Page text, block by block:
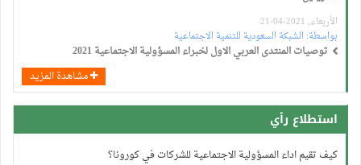
الأربعاء, 2021-04-21
بواسطة:الشبكة السعودية للتنمية الاجتماعية
توصيات المنتدى العربي الاول لخبراء المسؤولية الاجتماعية 2021
مشاهدة المزيد
استطلاع رأي
كيف تقيم اداء المسؤولية الاجتماعية للشركات في كورونا؟